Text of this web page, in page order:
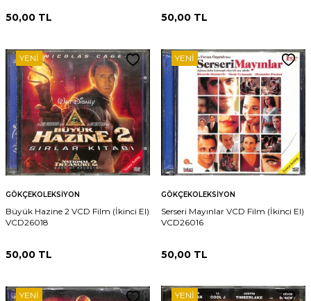
50,00 TL 50,00 TL
YENI
GÖKÇEKOLEKSIYON
Büyük Hazine 2 VCD Film (İkinci El)
VCD26018
50,00 TL
YENI
GÖKÇEKOLEKSIYON
Serseri Mayınlar VCD Film (İkinci El)
VCD26016
50,00 TL
YENI YENI